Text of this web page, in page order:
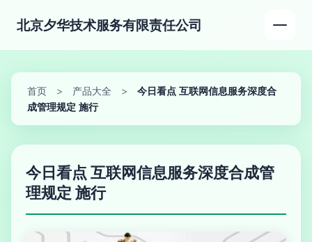
北京夕华技术服务有限责任公司
首页 > 产品大全 >
今日看点 互联网信息服务深度合
成管理规定 施行
今日看点 互联网信息服务深度合成管
理规定 施行